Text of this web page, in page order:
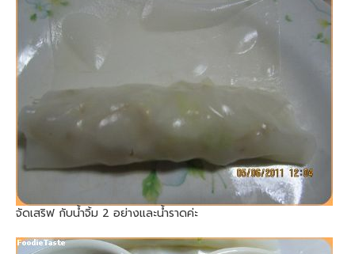
จัดเสริฟ กับน้ำจิ้ม 2 อย่างและน้ำราดค่ะ